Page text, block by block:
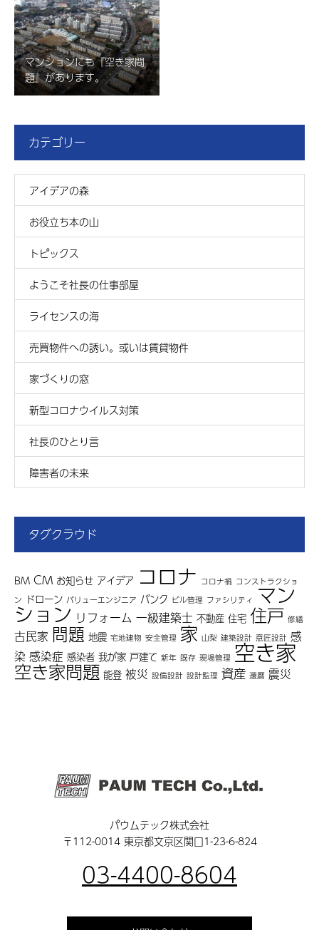
マンションにも『空き家問
題』があります。
カテゴリー
アイデアの森
お役立ち本の山
トピックス
ようこそ社長の仕事部屋
ライセンスの海
売買物件への誘い。或いは賃貸物件
家づくりの窓
新型コロナウイルス対策
社長のひとり言
障害者の未来
タグクラウド
BM CM お知らせ アイデア コロナ コロナ禍 コンストラクショ
ン ドローン バリューエンジニア バンク ビル管理 ファシリティ マン
ション リフォーム 一級建築士 不動産 住宅 住戸 修繕
古民家 問題 地震 宅地建物 安全管理 家 山梨 建築設計 意匠設計 感
染 感染症 感染者 我が家 戸建て 新年 既存 現場管理 空き家
空き家問題 能登 被災 設備設計 設計監理 資産 還暦 震災
パウムテック株式会社
〒112-0014 東京都文京区関口1-23-6-824
03-4400-8604